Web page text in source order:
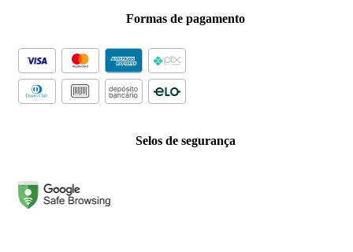
Formas de pagamento
Selos de segurança